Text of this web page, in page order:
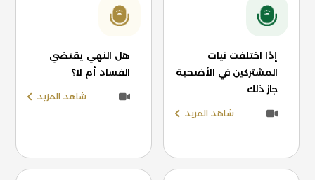
إذا اختلفت نيات
المشتركين في الأضحية
جاز ذلك
شاهد المزيد
هل النهي يقتضي
الفساد أم لا؟
شاهد المزيد